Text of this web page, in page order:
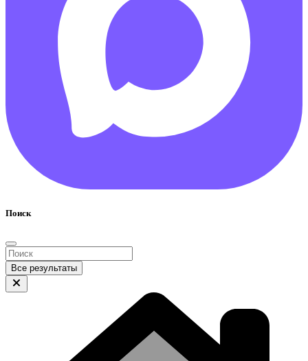
Поиск
Все результаты